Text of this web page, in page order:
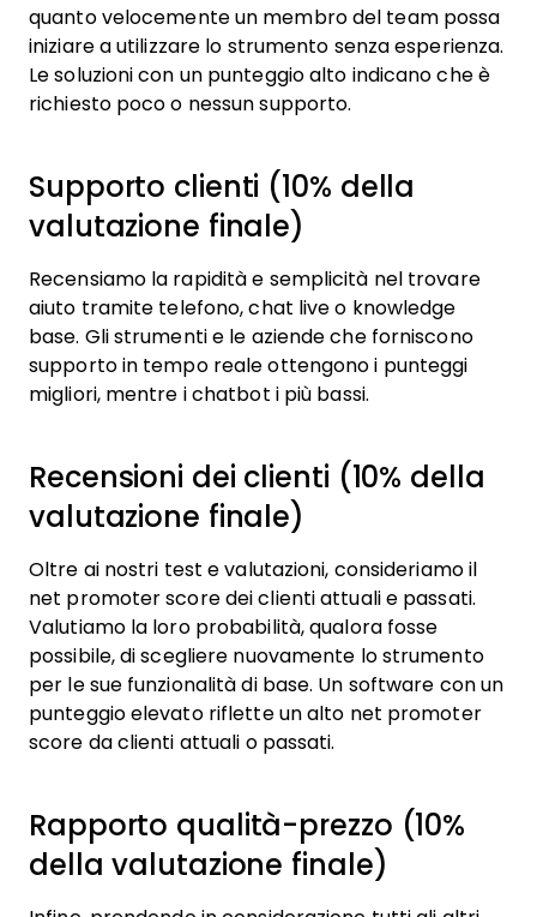
quanto velocemente un membro del team possa
iniziare a utilizzare lo strumento senza esperienza.
Le soluzioni con un punteggio alto indicano che è
richiesto poco o nessun supporto.
Supporto clienti (10% della
valutazione finale)
Recensiamo la rapidità e semplicità nel trovare
aiuto tramite telefono, chat live o knowledge
base. Gli strumenti e le aziende che forniscono
supporto in tempo reale ottengono i punteggi
migliori, mentre i chatbot i più bassi.
Recensioni dei clienti (10% della
valutazione finale)
Oltre ai nostri test e valutazioni, consideriamo il
net promoter score dei clienti attuali e passati.
Valutiamo la loro probabilità, qualora fosse
possibile, di scegliere nuovamente lo strumento
per le sue funzionalità di base. Un software con un
punteggio elevato riflette un alto net promoter
score da clienti attuali o passati.
Rapporto qualità-prezzo (10%
della valutazione finale)